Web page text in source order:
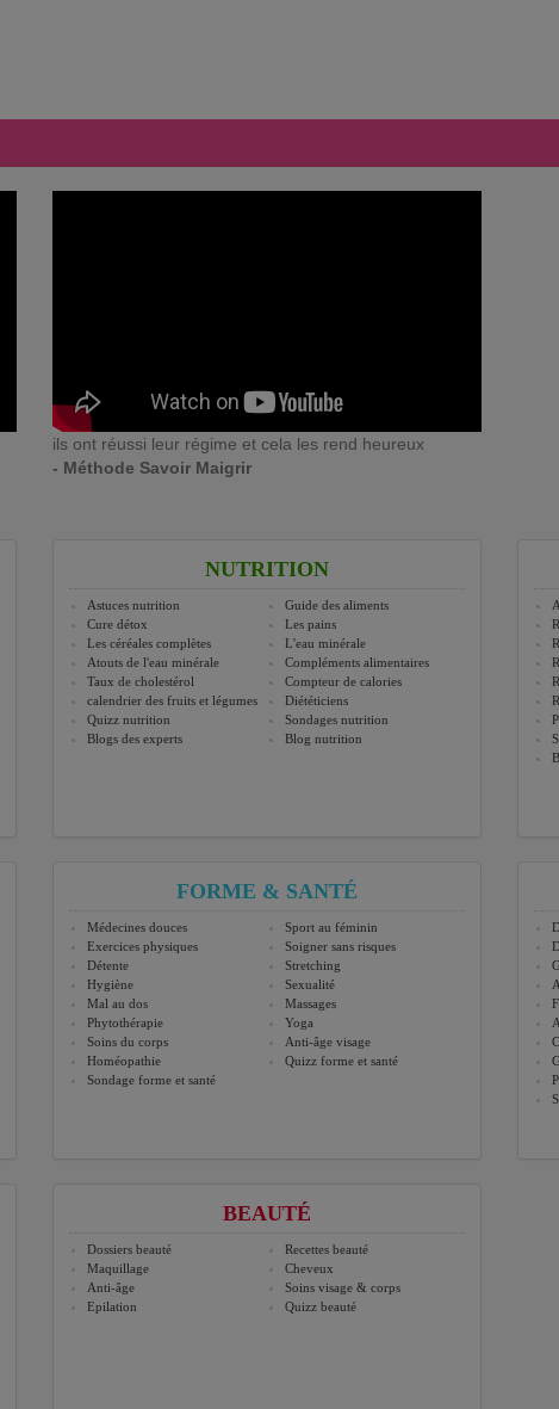
ils ont réussi leur régime et cela les rend heureux
- Méthode Savoir Maigrir
NUTRITION
Astuces nutrition
Guide des aliments
Cure détox
Les pains
Les céréales complètes
L'eau minérale
Atouts de l'eau minérale
Compléments alimentaires
Taux de cholestérol
Compteur de calories
calendrier des fruits et légumes
Diététiciens
Quizz nutrition
Sondages nutrition
Blogs des experts
Blog nutrition
FORME & SANTÉ
Médecines douces
Sport au féminin
Exercices physiques
Soigner sans risques
Détente
Stretching
Hygiène
Sexualité
Mal au dos
Massages
Phytothérapie
Yoga
Soins du corps
Anti-âge visage
Homéopathie
Quizz forme et santé
Sondage forme et santé
BEAUTÉ
Dossiers beauté
Recettes beauté
Maquillage
Cheveux
Anti-âge
Soins visage & corps
Epilation
Quizz beauté